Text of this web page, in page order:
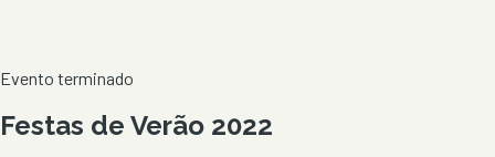
Evento terminado
Festas de Verão 2022